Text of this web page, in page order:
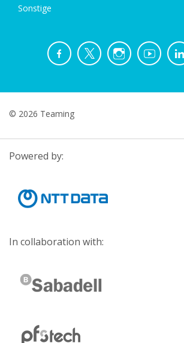
Sonstige
© 2026 Teaming
Powered by:
In collaboration with: